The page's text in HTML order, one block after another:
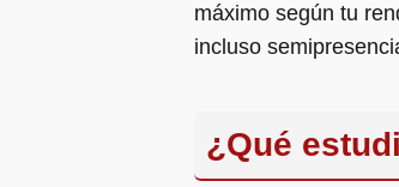
máximo según tu
incluso
¿Qué